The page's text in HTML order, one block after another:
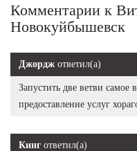
Комментарии к
Новокуйбышевск
Джордж ответил(а)
Запустить две ветви самое
предоставление услуг
Кинг ответил(а)